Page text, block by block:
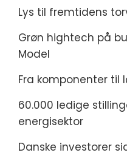
Lys til fremtidens
Grøn hightech på
Model
Fra komponenter til
60.000 ledige
energisektor
Danske investorer